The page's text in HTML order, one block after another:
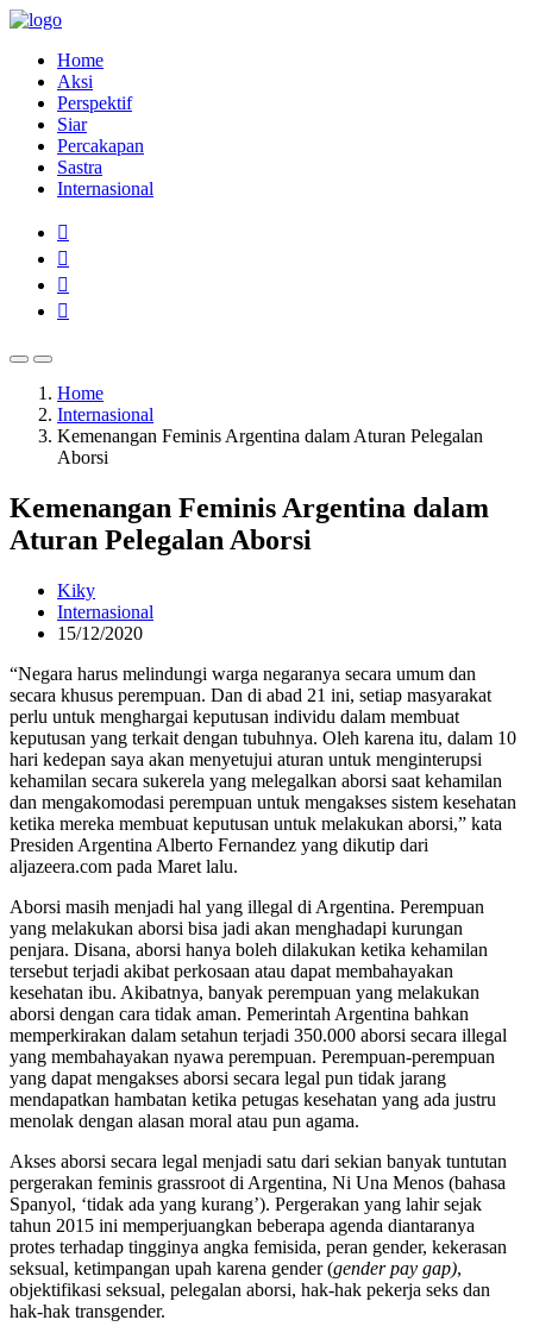
Home
Aksi
Perspektif
Siar
Percakapan
Sastra
Internasional
Home
Internasional
Kemenangan Feminis Argentina dalam Aturan Pelegalan
Aborsi
Kemenangan Feminis Argentina dalam
Aturan Pelegalan Aborsi
Kiky
Internasional
15/12/2020
“Negara harus melindungi warga negaranya secara umum dan
secara khusus perempuan. Dan di abad 21 ini, setiap masyarakat
perlu untuk menghargai keputusan individu dalam membuat
keputusan yang terkait dengan tubuhnya. Oleh karena itu, dalam 10
hari kedepan saya akan menyetujui aturan untuk menginterupsi
kehamilan secara sukerela yang melegalkan aborsi saat kehamilan
dan mengakomodasi perempuan untuk mengakses sistem kesehatan
ketika mereka membuat keputusan untuk melakukan aborsi,” kata
Presiden Argentina Alberto Fernandez yang dikutip dari
aljazeera.com pada Maret lalu.
Aborsi masih menjadi hal yang illegal di Argentina. Perempuan
yang melakukan aborsi bisa jadi akan menghadapi kurungan
penjara. Disana, aborsi hanya boleh dilakukan ketika kehamilan
tersebut terjadi akibat perkosaan atau dapat membahayakan
kesehatan ibu. Akibatnya, banyak perempuan yang melakukan
aborsi dengan cara tidak aman. Pemerintah Argentina bahkan
memperkirakan dalam setahun terjadi 350.000 aborsi secara illegal
yang membahayakan nyawa perempuan. Perempuan-perempuan
yang dapat mengakses aborsi secara legal pun tidak jarang
mendapatkan hambatan ketika petugas kesehatan yang ada justru
menolak dengan alasan moral atau pun agama.
Akses aborsi secara legal menjadi satu dari sekian banyak tuntutan
pergerakan feminis grassroot di Argentina, Ni Una Menos (bahasa
Spanyol, ‘tidak ada yang kurang’). Pergerakan yang lahir sejak
tahun 2015 ini memperjuangkan beberapa agenda diantaranya
protes terhadap tingginya angka femisida, peran gender, kekerasan
seksual, ketimpangan upah karena gender (gender pay gap),
objektifikasi seksual, pelegalan aborsi, hak-hak pekerja seks dan
hak-hak transgender.